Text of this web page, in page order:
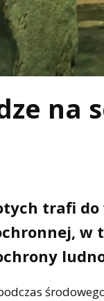
na
trafi
w
podczas